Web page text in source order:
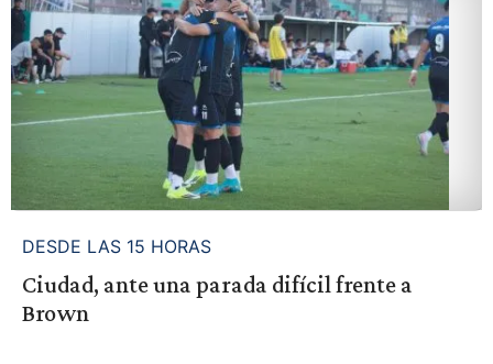
DESDE LAS 15 HORAS
Ciudad, ante una parada difícil frente a
Brown